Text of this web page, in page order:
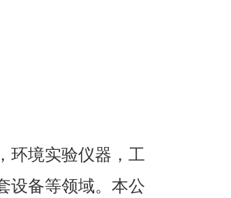
环境实验仪器，工
设备等领域。本公